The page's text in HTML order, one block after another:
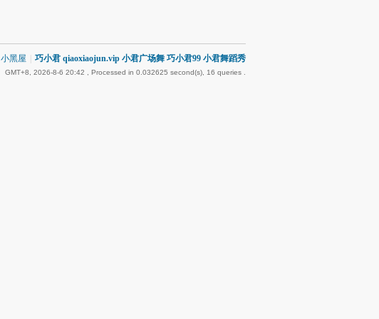
小黑屋 巧小君 qiaoxiaojun.vip 小君广场舞 巧小君99 小君舞蹈秀
GMT+8, 2026-8-6 20:42 , Processed in 0.032625 second(s), 16 queries .